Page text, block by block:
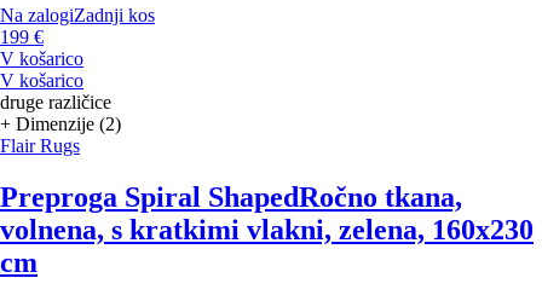
Na zalogiZadnji kos
199 €
V košarico
V košarico
druge različice
+ Dimenzije (2)
Flair Rugs
Preproga Spiral ShapedRočno tkana,
volnena, s kratkimi vlakni, zelena, 160x230
cm